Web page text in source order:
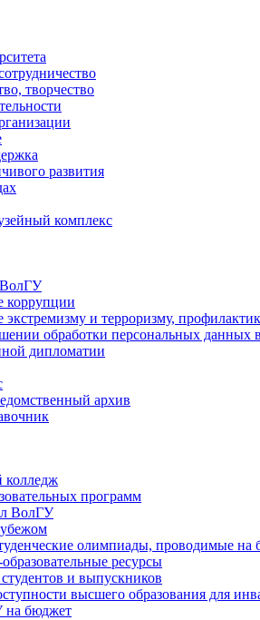
творчество
развития
комплекс
коррупции
экстремизму и терроризму,
обработки персональных данных
дипломатии
архив
колледж
программ
ВолГУ
олимпиады, проводимые на
ресурсы
и выпускников
высшего образования для
на бюджет